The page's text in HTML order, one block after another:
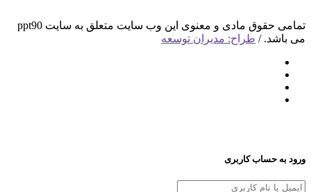
تمامی حقوق مادی و معنوی این وب سایت متعلق به سایت ppt90
/ طراح: مدیران توسعه
حساب کاربری